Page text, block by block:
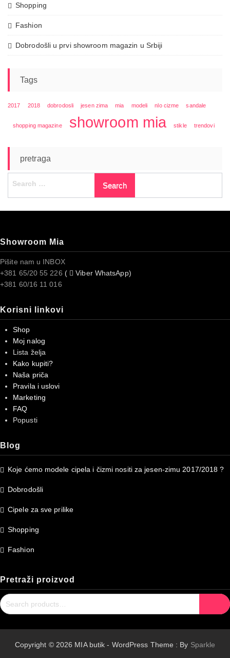
Shopping
Fashion
Dobrodošli u prvi showroom magazin u Srbiji
Tags
2017 2018 dobrodosli jesen zima mia modeli nlo cizme sandale
shopping magazine showroom mia stikle trendovi
pretraga
Showroom Mia
Pišite nam u INBOX
+381 65/20 55 226 (
Viber WhatsApp)
+381 60/16 11 016
Korisni linkovi
Shop
Moj nalog
Lista želja
Kako kupiti?
Naša priča
Pravila i uslovi
Marketing
FAQ
Popusti
Blog
Koje ćemo modele cipela i čizmi nositi za jesen-zimu 2017/2018 ?
Dobrodošli
Cipele za sve prilike
Shopping
Fashion
Pretraži proizvod
Search
for:
Copyright © 2026 MIA butik - WordPress Theme : By Sparkle